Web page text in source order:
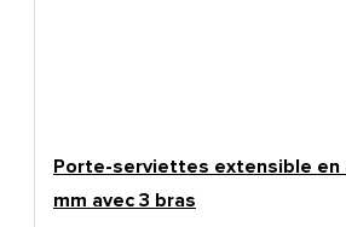
Porte-serviettes extensible en
mm avec 3 bras